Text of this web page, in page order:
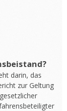
darin, das
zur Geltung